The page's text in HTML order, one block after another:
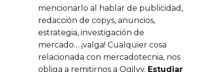
mencionarlo al hablar de publicidad,
redacción de copys, anuncios,
estrategia, investigación de
mercado… ¡valga! Cualquier cosa
relacionada con mercadotecnia, nos
obliga a remitirnos a Ogilvy. Estudiar